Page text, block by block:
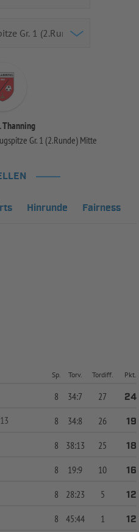
Thanning
Gr. 1 (2.Runde) Mitte
Hinrunde Fairness
Sp. Torv. Tordiff. Pkt.
8 34:7 27
24
8 34:8 26
19
8 38:13 25
18
8 19:9 10
16
8 28:23 5
12
8 45:44 1 12